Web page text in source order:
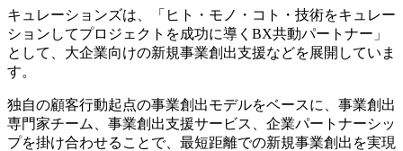
キュレーションズは、「ヒト・モノ・コト・技術をキュレー
ションしてプロジェクトを成功に導くBX共動パートナー」
として、大企業向けの新規事業創出支援などを展開していま
す。
独自の顧客行動起点の事業創出モデルをベースに、事業創出
専門家チーム、事業創出支援サービス、企業パートナーシッ
プを掛け合わせることで、最短距離での新規事業創出を実現